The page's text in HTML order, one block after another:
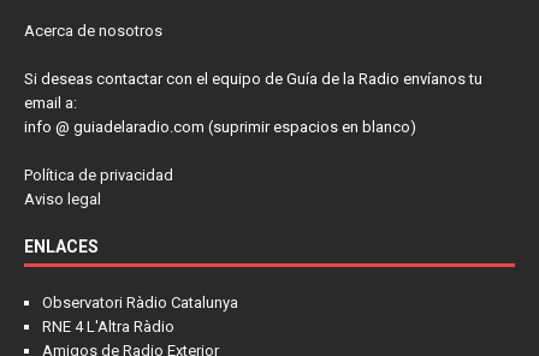
Acerca de nosotros
Si deseas contactar con el equipo de Guía de la Radio envíanos tu
email a:
info @ guiadelaradio.com (suprimir espacios en blanco)
Política de privacidad
Aviso legal
ENLACES
Observatori Ràdio Catalunya
RNE 4 L'Altra Ràdio
Amigos de Radio Exterior